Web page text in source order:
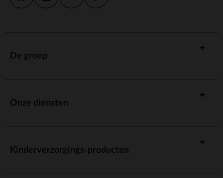
De groep
Onze diensten
Kinderverzorgings-producten